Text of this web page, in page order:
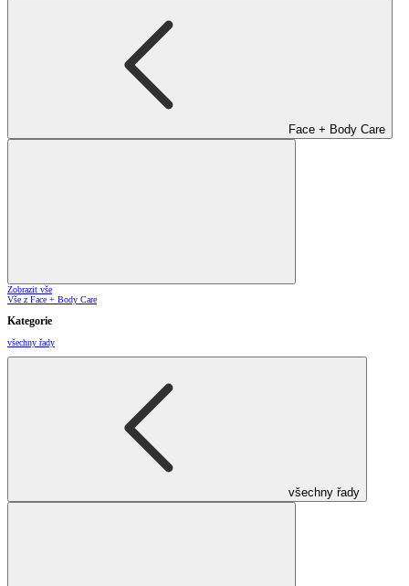
Face + Body Care
Zobrazit vše
Vše z Face + Body Care
Kategorie
všechny řady
všechny řady